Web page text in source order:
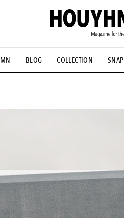
BLOG COLLECTION SNAP
#古着サミット #NEW VINTAGE
#FOCUS IT #AH.H #ととけん